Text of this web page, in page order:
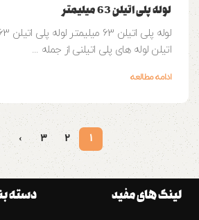
لوله پلی اتیلن 63 میلیمتر
اتیلن لوله های پلی اتیلنی از جمله ...
ادامه مطالعه
1
2
3
›
لینک های مفید دسته